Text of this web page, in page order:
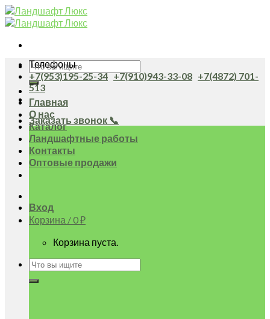
Skip
to
Искать:
Главная
О нас
Каталог
Ландшафтные работы
Контакты
Оптовые продажи
Вход
Корзина /0₽
Корзина пуста.
Искать:
Телефоны
+7(953)195-25-34 +7(910)943-33-08 +7(4872) 701-
513
Заказать звонок 📞